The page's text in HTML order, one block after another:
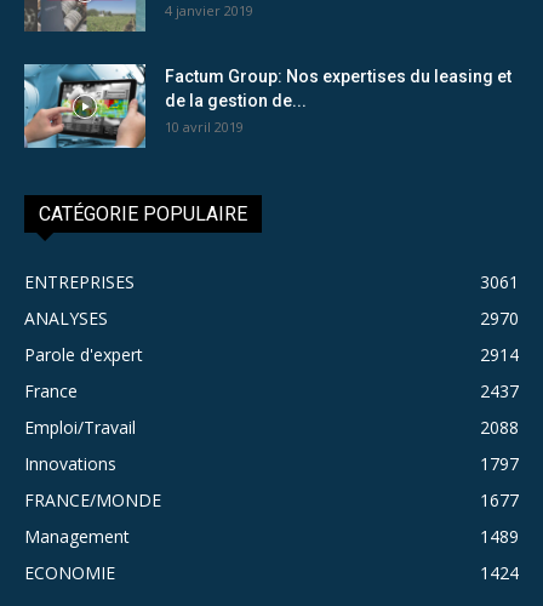
4 janvier 2019
Factum Group: Nos expertises du leasing et
de la gestion de...
10 avril 2019
CATÉGORIE POPULAIRE
ENTREPRISES
3061
ANALYSES
2970
Parole d'expert
2914
France
2437
Emploi/Travail
2088
Innovations
1797
FRANCE/MONDE
1677
Management
1489
ECONOMIE
1424